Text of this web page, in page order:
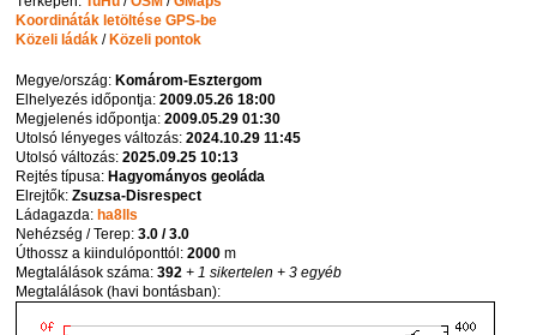
Koordináták letöltése GPS-be
Közeli ládák / Közeli pontok
Megye/ország: Komárom-Esztergom
Elhelyezés időpontja:2009.05.26 18:00
Megjelenés időpontja:2009.05.29 01:30
Utolsó lényeges változás:2024.10.29 11:45
Utolsó változás:2025.09.25 10:13
Rejtés típusa: Hagyományos geoláda
Elrejtők:Zsuzsa-Disrespect
Ládagazda: ha8lls
Nehézség / Terep:3.0 / 3.0
Úthossz a kiindulóponttól:2000 m
Megtalálások száma:392 + 1 sikertelen + 3 egyéb
Megtalálások (havi bontásban):